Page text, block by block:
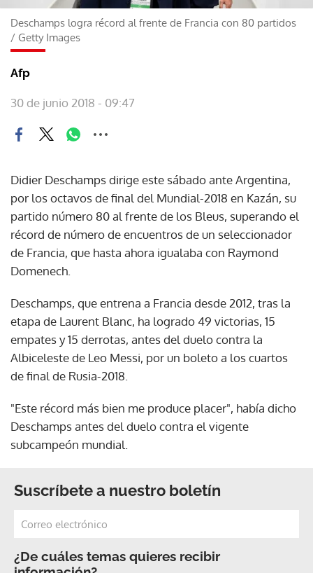
Deschamps logra récord al frente de Francia con 80 partidos
/ Getty Images
Afp
30 de junio 2018 - 09:47
Didier Deschamps dirige este sábado ante Argentina,
por los octavos de final del Mundial-2018 en Kazán, su
partido número 80 al frente de los Bleus, superando el
récord de número de encuentros de un seleccionador
de Francia, que hasta ahora igualaba con Raymond
Domenech.
Deschamps, que entrena a Francia desde 2012, tras la
etapa de Laurent Blanc, ha logrado 49 victorias, 15
empates y 15 derrotas, antes del duelo contra la
Albiceleste de Leo Messi, por un boleto a los cuartos
de final de Rusia-2018.
"Este récord más bien me produce placer", había dicho
Deschamps antes del duelo contra el vigente
subcampeón mundial.
Suscríbete a nuestro boletín
¿De cuáles temas quieres recibir